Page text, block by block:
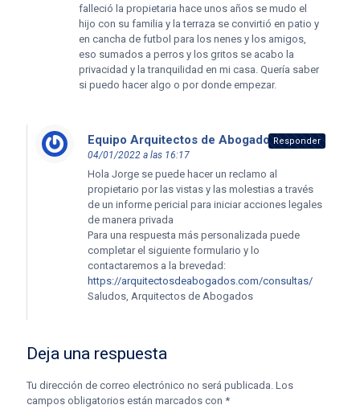
falleció la propietaria hace unos años se mudo el
hijo con su familia y la terraza se convirtió en patio y
en cancha de futbol para los nenes y los amigos,
eso sumados a perros y los gritos se acabo la
privacidad y la tranquilidad en mi casa. Quería saber
si puedo hacer algo o por donde empezar.
Equipo Arquitectos de Abogados dice:
04/01/2022 a las 16:17
Hola Jorge se puede hacer un reclamo al
propietario por las vistas y las molestias a través
de un informe pericial para iniciar acciones legales
de manera privada
Para una respuesta más personalizada puede
completar el siguiente formulario y lo
contactaremos a la brevedad:
https://arquitectosdeabogados.com/consultas/
Saludos, Arquitectos de Abogados
Responder
Deja una respuesta
Tu dirección de correo electrónico no será publicada. Los
campos obligatorios están marcados con *